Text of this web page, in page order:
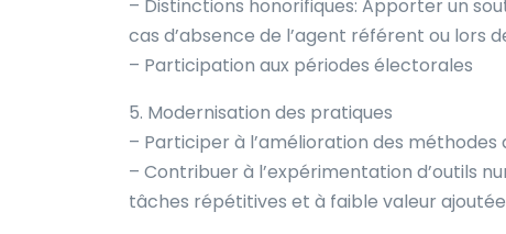
– Distinctions honorifiques: Apporter un
cas d’absence de l’agent référent ou lors
– Participation aux périodes électorales
5. Modernisation des pratiques
– Participer à l’amélioration des méthodes
– Contribuer à l’expérimentation d’outils
tâches répétitives et à faible valeur ajoutée